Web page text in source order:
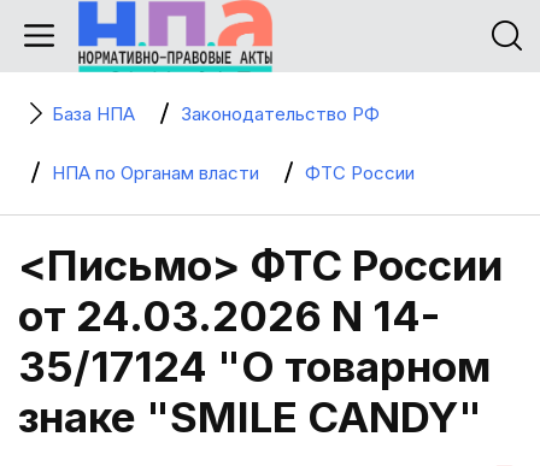
База НПА Законодательство РФ
НПА по Органам власти ФТС России
<Письмо> ФТС России
от 24.03.2026 N 14-
35/17124 "О товарном
знаке "SMILE CANDY"